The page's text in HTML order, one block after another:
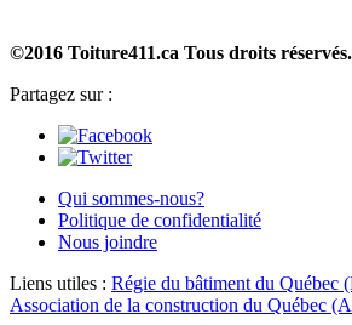
©2016 Toiture411.ca Tous droits réservés.
Partagez sur :
Qui sommes-nous?
Politique de confidentialité
Nous joindre
Liens utiles : Régie du bâtiment du Québec
Association de la construction du Québec